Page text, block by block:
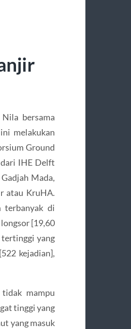
bersama
melakukan
Ground
IHE Delft
Mada,
atau KruHA.
terbanyak di
[19,60
tertinggi yang
kejadian],
mampu
tinggi yang
yang masuk